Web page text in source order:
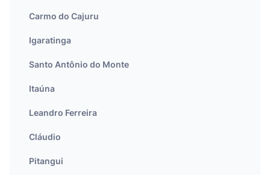
Carmo do Cajuru
Igaratinga
Santo Antônio do Monte
Itaúna
Leandro Ferreira
Cláudio
Pitangui